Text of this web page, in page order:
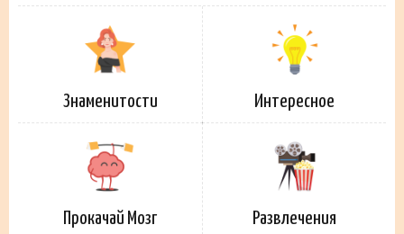
Знаменитости Интересное
Прокачай Мозг Развлечения